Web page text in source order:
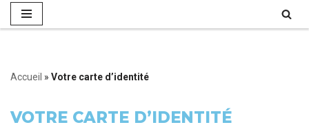
Accueil » Votre carte d’identité
VOTRE CARTE D’IDENTITÉ